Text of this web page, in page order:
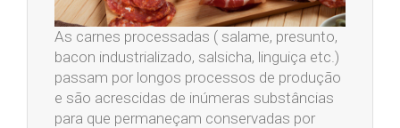
As carnes processadas ( salame, presunto,
bacon industrializado, salsicha, linguiça etc.)
passam por longos processos de produção
e são acrescidas de inúmeras substâncias
para que permaneçam conservadas por